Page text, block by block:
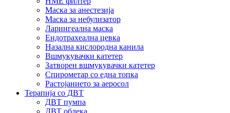
Маска за анестезија
Маска за небулизатор
Ларингеална маска
Ендотрахеална цевка
Назална кислородна канила
Вшмукувачки катетер
Затворен вшмукувачки катетер
Спирометар со една топка
Растојанието за аеросол
Терапија со ДВТ
ДВТ пумпа
ДВТ облека